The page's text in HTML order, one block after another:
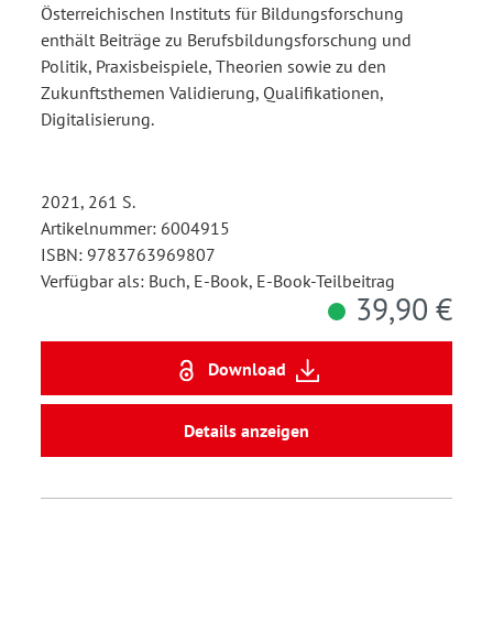
Österreichischen Instituts für Bildungsforschung
enthält Beiträge zu Berufsbildungsforschung und
Politik, Praxisbeispiele, Theorien sowie zu den
Zukunftsthemen Validierung, Qualifikationen,
Digitalisierung.
2021, 261 S.
Artikelnummer: 6004915
ISBN: 9783763969807
Verfügbar als: Buch, E-Book, E-Book-Teilbeitrag
39,90 €
Download
Details anzeigen